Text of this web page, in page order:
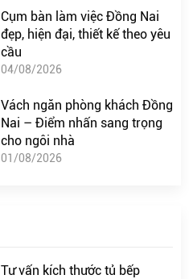
Cụm bàn làm việc Đồng Nai
đẹp, hiện đại, thiết kế theo yêu
cầu
04/08/2026
Vách ngăn phòng khách Đồng
Nai – Điểm nhấn sang trọng
cho ngôi nhà
01/08/2026
Tư vấn kích thước tủ bếp